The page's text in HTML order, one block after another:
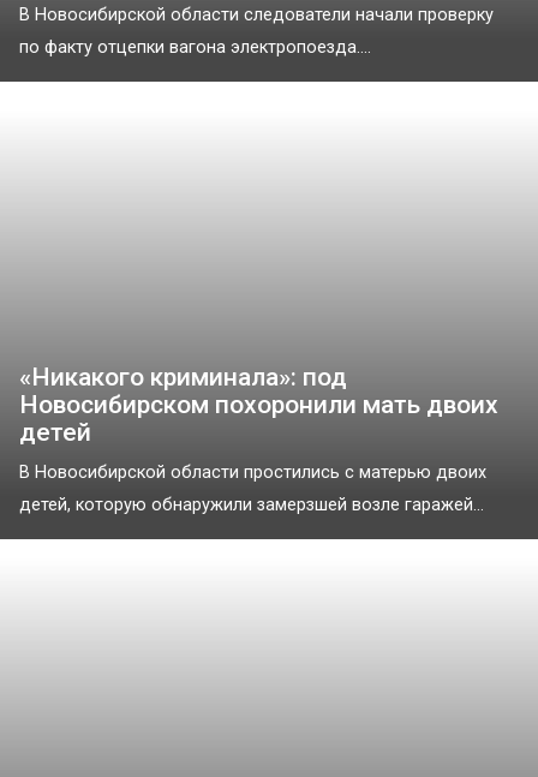
В Новосибирской области следователи начали проверку
по факту отцепки вагона электропоезда....
«Никакого криминала»: под
Новосибирском похоронили мать двоих
детей
В Новосибирской области простились с матерью двоих
детей, которую обнаружили замерзшей возле гаражей...